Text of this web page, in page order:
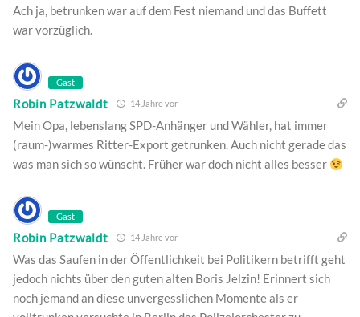
Ach ja, betrunken war auf dem Fest niemand und das Buffett
war vorzüglich.
Gast
Robin Patzwaldt 14 Jahre vor
Mein Opa, lebenslang SPD-Anhänger und Wähler, hat immer
(raum-)warmes Ritter-Export getrunken. Auch nicht gerade das
was man sich so wünscht. Früher war doch nicht alles besser
Gast
Robin Patzwaldt 14 Jahre vor
Was das Saufen in der Öffentlichkeit bei Politikern betrifft geht
jedoch nichts über den guten alten Boris Jelzin! Erinnert sich
noch jemand an diese unvergesslichen Momente als er